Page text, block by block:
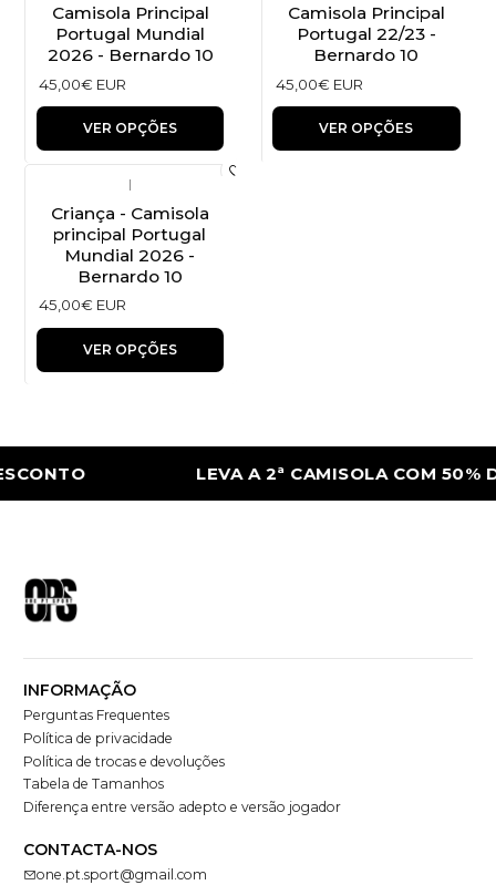
Camisola Principal
Portugal Mundial
2026 - Bernardo 10
45,00€ EUR
VER OPÇÕES
Camisola Principal
Portugal 22/23 -
Bernardo 10
45,00€ EUR
VER OPÇÕES
|
Criança - Camisola
principal Portugal
Mundial 2026 -
Bernardo 10
45,00€ EUR
VER OPÇÕES
LEVA A 2ª CAMISOLA COM 50%
INFORMAÇÃO
Perguntas Frequentes
Política de privacidade
Política de trocas e devoluções
Tabela de Tamanhos
Diferença entre versão adepto e versão jogador
CONTACTA-NOS
one.pt.sport@gmail.com